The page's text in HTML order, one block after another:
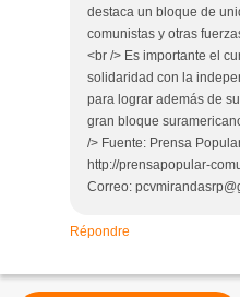
destaca un bloque de
comunistas y otras
<br /> Es importante el
solidaridad con la
para lograr además de
gran bloque
/> Fuente: Prensa
http://prensapopular-
Correo:
Répondre